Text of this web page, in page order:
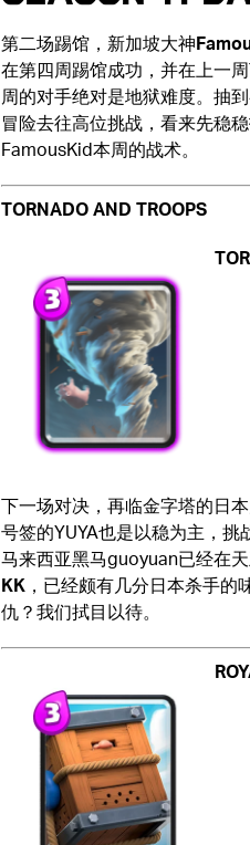
第二场踢馆，新加坡大神
在第四周踢馆成功，并在上一
周的对手绝对是地狱难度。抽
冒险去往高位挑战，看来先稳
FamousKid本周的战术。
TORNADO AND TROOPS
下一场对决，再临金字塔的日
号签的YUYA也是以稳为主，
马来西亚黑马guoyuan已经在
KK，已经颇有几分日本杀手的
仇？我们拭目以待。